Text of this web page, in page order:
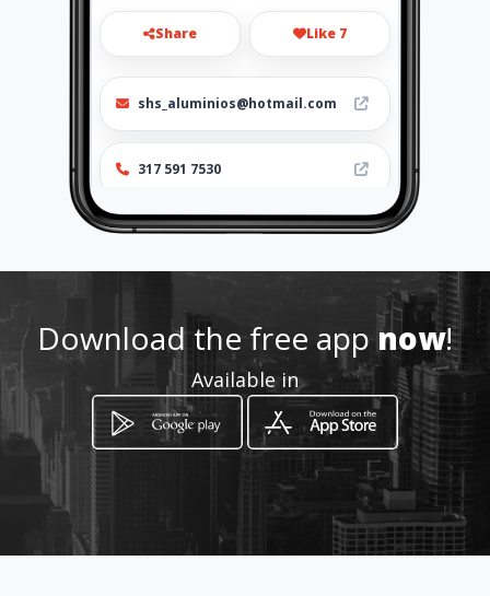
Share Like 7
shs_aluminios@hotmail.com
317 591 7530
Location -
Barranquilla, Atlántico
Download the free appnow!
Available in